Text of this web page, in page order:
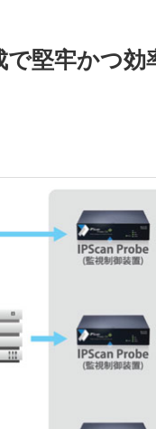
で堅牢かつ効